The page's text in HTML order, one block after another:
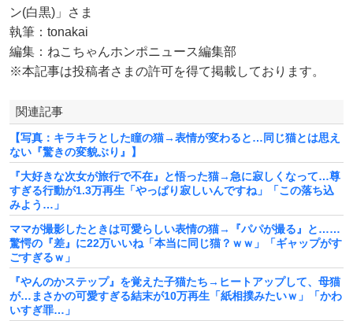
ン(白黒)」さま
執筆：tonakai
編集：ねこちゃんホンポニュース編集部
※本記事は投稿者さまの許可を得て掲載しております。
関連記事
【写真：キラキラとした瞳の猫→表情が変わると…同じ猫とは思え
ない『驚きの変貌ぶり』】
『大好きな次女が旅行で不在』と悟った猫→急に寂しくなって…尊
すぎる行動が1.3万再生「やっぱり寂しいんですね」「この落ち込
みよう…」
ママが撮影したときは可愛らしい表情の猫→『パパが撮る』と……
驚愕の『差』に22万いいね「本当に同じ猫？ｗｗ」「ギャップがす
ごすぎるｗ」
『やんのかステップ』を覚えた子猫たち→ヒートアップして、母猫
が…まさかの可愛すぎる結末が10万再生「紙相撲みたいｗ」「かわ
いすぎ罪…」